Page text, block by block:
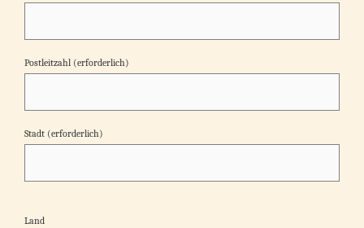
Postleitzahl (erforderlich)
Stadt (erforderlich)
Land